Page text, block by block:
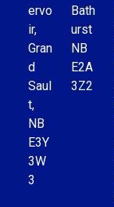
ervo
ir,
Gran
d
Saul
t,
NB
E3Y
3W
3
Bath
urst
NB
E2A
3Z2